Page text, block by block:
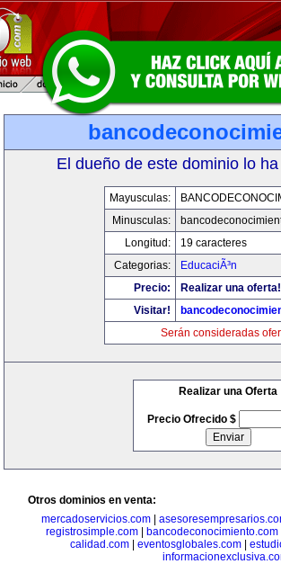
El dueño de este dominio lo
Mayusculas:
Minusculas:
Longitud:
19 caracteres
Categorias:
EducaciÃ³n
Precio:
Realizar una oferta!
Visitar!
Serán consideradas
Realizar una Oferta
Precio Ofrecido $
Otros dominios en venta:
mercadoservicios.com|
registrosimple.com
bancodeconocimiento.com
calidad.com
eventosglobales.com